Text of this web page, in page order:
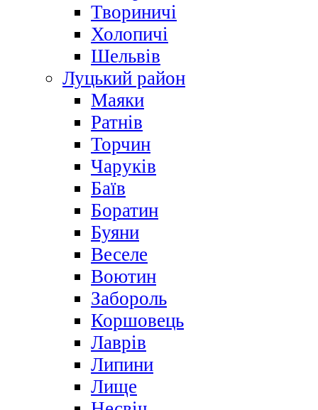
Твориничі
Холопичі
Шельвів
Луцький район
Маяки
Ратнів
Торчин
Чаруків
Баїв
Боратин
Буяни
Веселе
Воютин
Забороль
Коршовець
Лаврів
Липини
Лище